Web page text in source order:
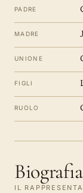
PADRE
MADRE
UNIONE
FIGLI
RUOLO
IL